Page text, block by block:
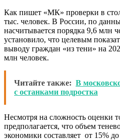
Как пишет «МК» проверки в
тыс. человек. В России, по
насчитывается порядка 9,6 млн
установило, что целевым
выводу граждан «из тени» на
млн человек.
Читайте также: В
с останками подростка
Несмотря на сложность оценки
предполагается, что объем
экономики составляет от 15%